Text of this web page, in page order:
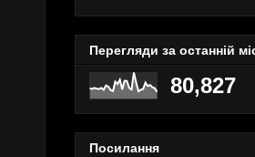
Перегляди за останній
80,827
Посилання